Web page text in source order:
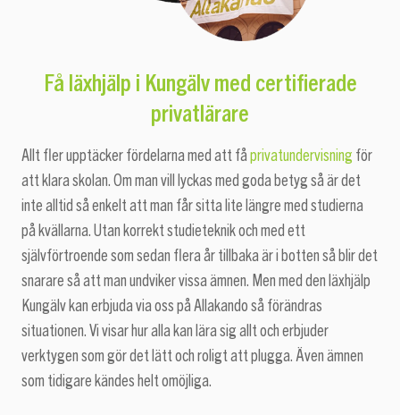
Få läxhjälp i Kungälv med certifierade
privatlärare
Allt fler upptäcker fördelarna med att få privatundervisning för
att klara skolan. Om man vill lyckas med goda betyg så är det
inte alltid så enkelt att man får sitta lite längre med studierna
på kvällarna. Utan korrekt studieteknik och med ett
självförtroende som sedan flera år tillbaka är i botten så blir det
snarare så att man undviker vissa ämnen. Men med den läxhjälp
Kungälv kan erbjuda via oss på Allakando så förändras
situationen. Vi visar hur alla kan lära sig allt och erbjuder
verktygen som gör det lätt och roligt att plugga. Även ämnen
som tidigare kändes helt omöjliga.